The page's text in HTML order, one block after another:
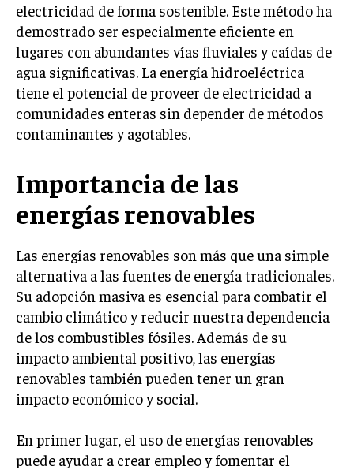
electricidad de forma sostenible. Este método ha
demostrado ser especialmente eficiente en
lugares con abundantes vías fluviales y caídas de
agua significativas. La energía hidroeléctrica
tiene el potencial de proveer de electricidad a
comunidades enteras sin depender de métodos
contaminantes y agotables.
Importancia de las
energías renovables
Las energías renovables son más que una simple
alternativa a las fuentes de energía tradicionales.
Su adopción masiva es esencial para combatir el
cambio climático y reducir nuestra dependencia
de los combustibles fósiles. Además de su
impacto ambiental positivo, las energías
renovables también pueden tener un gran
impacto económico y social.
En primer lugar, el uso de energías renovables
puede ayudar a crear empleo y fomentar el